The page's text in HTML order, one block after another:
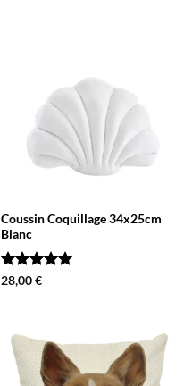
Coussin Coquillage 34x25cm
Blanc
Note5
28,00€